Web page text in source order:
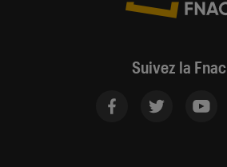
Suivez la Fnac